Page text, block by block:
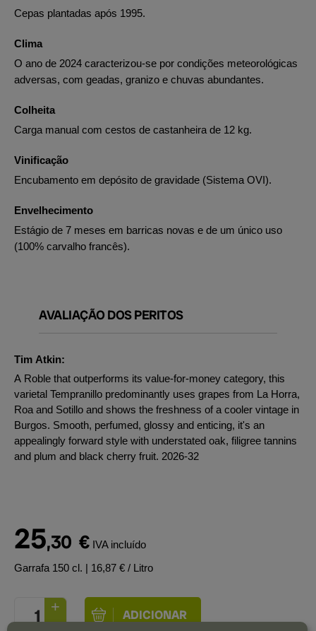
Cepas plantadas após 1995.
Clima
O ano de 2024 caracterizou-se por condições meteorológicas
adversas, com geadas, granizo e chuvas abundantes.
Colheita
Carga manual com cestos de castanheira de 12 kg.
Vinificação
Encubamento em depósito de gravidade (Sistema OVI).
Envelhecimento
Estágio de 7 meses em barricas novas e de um único uso
(100% carvalho francês).
AVALIAÇÃO DOS PERITOS
Tim Atkin:
A Roble that outperforms its value-for-money category, this
varietal Tempranillo predominantly uses grapes from La Horra,
Roa and Sotillo and shows the freshness of a cooler vintage in
Burgos. Smooth, perfumed, glossy and enticing, it's an
appealingly forward style with understated oak, filigree tannins
and plum and black cherry fruit. 2026-32
25,30 € IVA incluído
Garrafa 150 cl. | 16,87 € / Litro